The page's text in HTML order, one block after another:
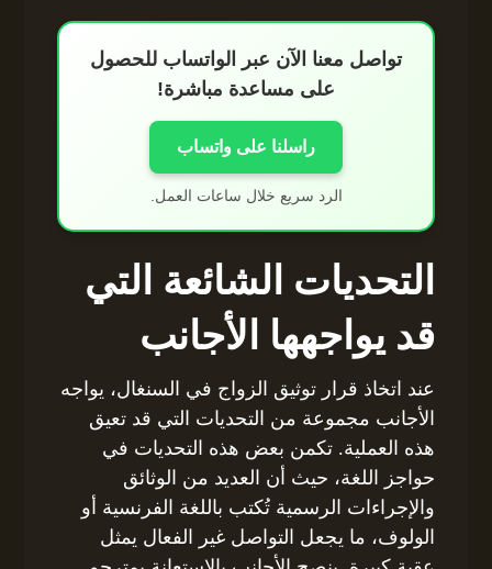
تواصل معنا الآن عبر الواتساب للحصول
على مساعدة مباشرة!
راسلنا على واتساب
الرد سريع خلال ساعات العمل.
التحديات الشائعة التي
قد يواجهها الأجانب
عند اتخاذ قرار توثيق الزواج في السنغال، يواجه
الأجانب مجموعة من التحديات التي قد تعيق
هذه العملية. تكمن بعض هذه التحديات في
حواجز اللغة، حيث أن العديد من الوثائق
والإجراءات الرسمية تُكتب باللغة الفرنسية أو
الولوف، ما يجعل التواصل غير الفعال يمثل